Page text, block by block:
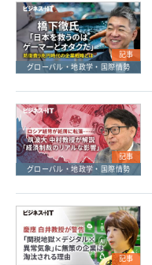
記事
グローバル・地政学・国際情勢
記事
グローバル・地政学・国際情勢
記事